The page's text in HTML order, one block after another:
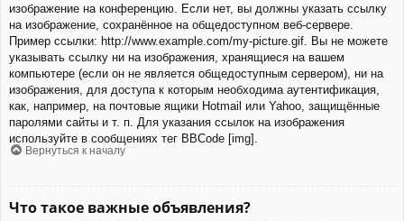
изображение на конференцию. Если нет, вы должны указать ссылку
на изображение, сохранённое на общедоступном веб-сервере.
Пример ссылки: http://www.example.com/my-picture.gif. Вы не можете
указывать ссылку ни на изображения, хранящиеся на вашем
компьютере (если он не является общедоступным сервером), ни на
изображения, для доступа к которым необходима аутентификация,
как, например, на почтовые ящики Hotmail или Yahoo, защищённые
паролями сайты и т. п. Для указания ссылок на изображения
используйте в сообщениях тег BBCode [img].
Вернуться к началу
Что такое важные объявления?